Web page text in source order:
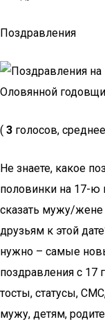
Поздравления
( 3 голосов,
Не знаете, какое
половинки на 17-ю
сказать мужу/жене
друзьям к этой
нужно – самые
поздравления с 17
тосты, статусы,
мужу, детям,